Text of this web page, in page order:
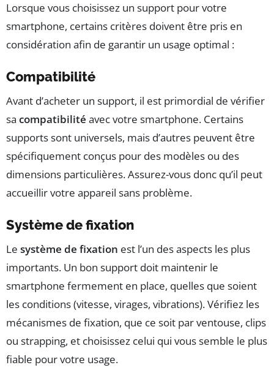
Lorsque vous choisissez un support pour votre
smartphone, certains critères doivent être pris en
considération afin de garantir un usage optimal :
Compatibilité
Avant d’acheter un support, il est primordial de vérifier
sa compatibilité avec votre smartphone. Certains
supports sont universels, mais d’autres peuvent être
spécifiquement conçus pour des modèles ou des
dimensions particulières. Assurez-vous donc qu’il peut
accueillir votre appareil sans problème.
Système de fixation
Le système de fixation est l’un des aspects les plus
importants. Un bon support doit maintenir le
smartphone fermement en place, quelles que soient
les conditions (vitesse, virages, vibrations). Vérifiez les
mécanismes de fixation, que ce soit par ventouse, clips
ou strapping, et choisissez celui qui vous semble le plus
fiable pour votre usage.